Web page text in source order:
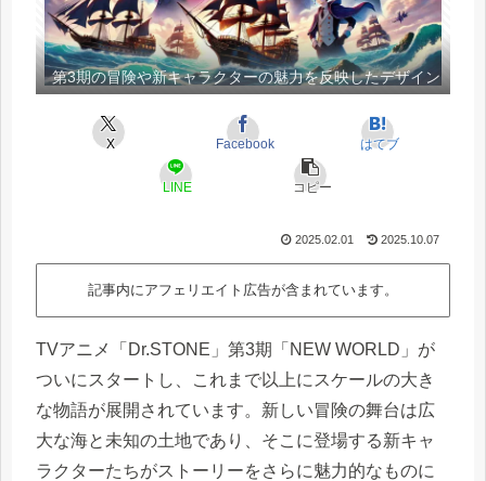
第3期の冒険や新キャラクターの魅力を反映したデザイン
X Facebook はてブ
LINE コピー
2025.02.01 2025.10.07
記事内にアフェリエイト広告が含まれています。
TVアニメ「Dr.STONE」第3期「NEW WORLD」が
ついにスタートし、これまで以上にスケールの大き
な物語が展開されています。新しい冒険の舞台は広
大な海と未知の土地であり、そこに登場する新キャ
ラクターたちがストーリーをさらに魅力的なものに